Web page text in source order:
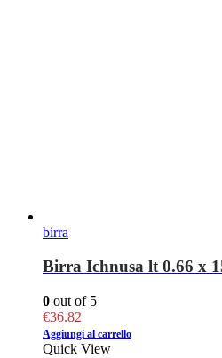
birra
Birra Ichnusa lt 0.66 x
0 out of 5
€36.82
Aggiungi al carrello
Quick View